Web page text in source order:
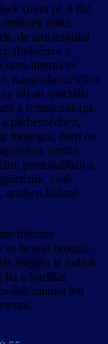
(mint pl. a tűz
nincs
de ami angolul
(beleértve a
nem-interaktív
hangosbeszélőket
olyan speciális
a feliratozás (pl.
párbeszédben,
mozogni, mert ott
amibe
pontosabban a
csak
amiben látható
feliratot
beszél oroszul
alapján le tudjuk
ha a fordítás
munka lett